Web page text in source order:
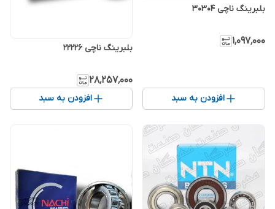
بلبرینگ ناچی 30304
۱٬۰۹۷٬۰۰۰
افزودن به سبد
بلبرینگ ناچی 22226
۲۸٬۲۵۷٬۰۰۰
افزودن به سبد